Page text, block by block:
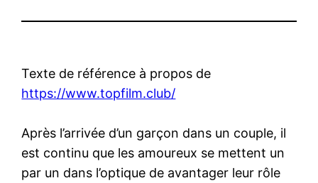
Texte de référence à propos de
https://www.topfilm.club/
Après l’arrivée d’un garçon dans un couple, il
est continu que les amoureux se mettent un
par un dans l’optique de avantager leur rôle